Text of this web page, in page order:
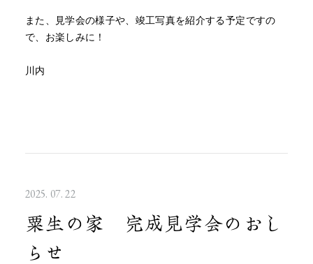
また、見学会の様子や、竣工写真を紹介する予定ですの
で、お楽しみに！
川内
2025. 07. 22
粟生の家 完成見学会のおし
らせ